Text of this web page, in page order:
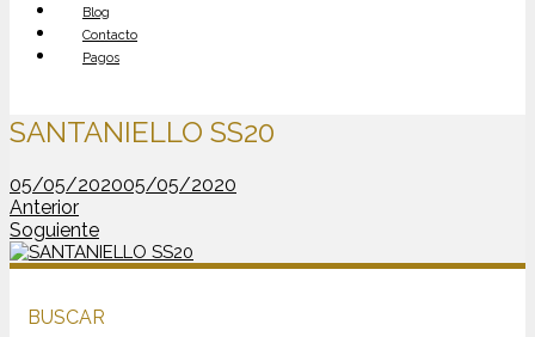
Blog
Contacto
Pagos
SANTANIELLO SS20
05/05/202005/05/2020
Anterior
Soguiente
BUSCAR